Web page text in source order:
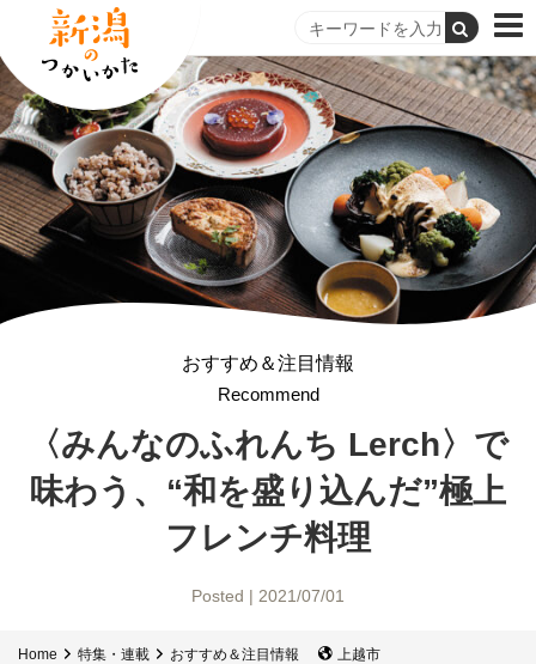
おすすめ＆注目情報
Recommend
〈みんなのふれんち Lerch〉で
味わう、“和を盛り込んだ”極上
フレンチ料理
Posted | 2021/07/01
Home 特集・連載 おすすめ＆注目情報 上越市